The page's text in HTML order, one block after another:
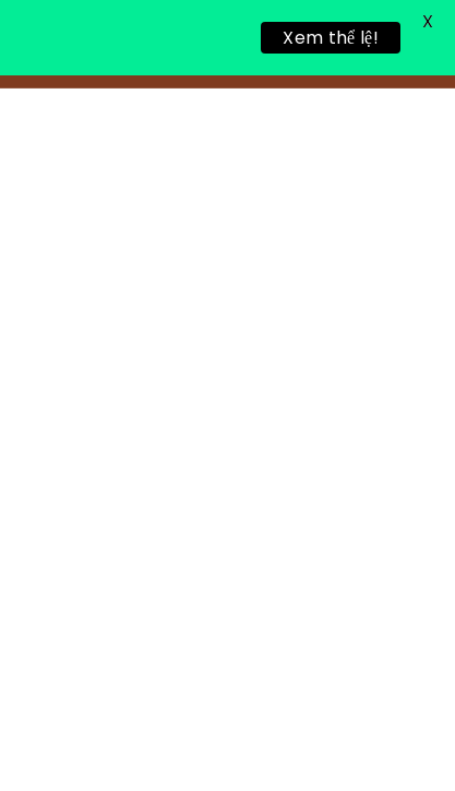
Xem thể lệ!
X